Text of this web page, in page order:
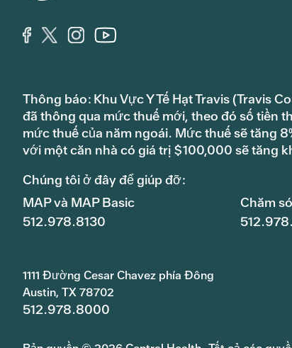
Thông báo: Khu Vực Y Tế Hạt Travis (Travis
đã thông qua mức thuế mới, theo đó số tiền
mức thuế của năm ngoái. Mức thuế sẽ tăng
với một căn nhà có giá trị $100,000 sẽ tăng
Chúng tôi ở đây để giúp đỡ:
MAP và MAP Basic
512.978.8130
Chăm
1111 Đường Cesar Chavez phía Đông
Austin, TX 78702
512.978.8000